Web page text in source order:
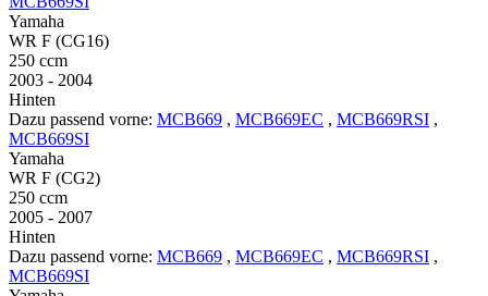
Yamaha
WR F (CG16)
250 ccm
2003 - 2004
Hinten
Dazu passend vorne: MCB669 , MCB669EC , MCB669RSI ,
MCB669SI
Yamaha
WR F (CG2)
250 ccm
2005 - 2007
Hinten
Dazu passend vorne: MCB669 , MCB669EC , MCB669RSI ,
MCB669SI